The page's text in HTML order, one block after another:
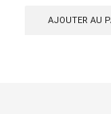
AJOUTER AU